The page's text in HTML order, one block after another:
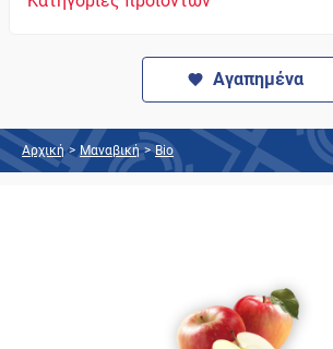
Αγαπημένα
Αρχική > Μαναβική > Bio